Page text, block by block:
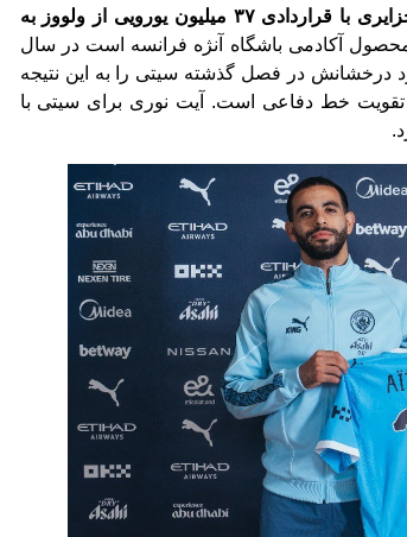
رایان آیت نوری دفاع راست الجزایری با قراردادی ۳۷ میلیون یورویی از ‏ولووز به
آکادمی باشگاه آنژه ‏فرانسه است در سال
درخشانش در ‏فصل گذشته سیتی را به این نتیجه
‏تقویت خط دفاعی است. آیت نوری برای سیتی با